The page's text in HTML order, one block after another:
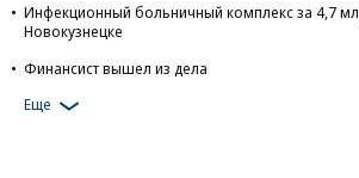
Инфекционный больничный комплекс за 4,7
Новокузнецке
Финансист вышел из дела
Еще